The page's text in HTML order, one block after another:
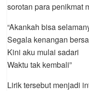
sorotan para penikmat
“Akankah bisa
Segala kenangan
Kini aku mulai sadari
Waktu tak kembali”
Lirik tersebut menjadi